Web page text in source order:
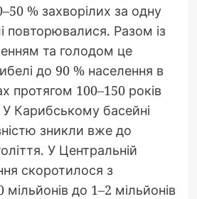
% захворілих за одну
повторювалися. Разом із
та голодом це
до 90 % населення в
протягом 100–150 років
У Карибському басейні
зникли вже до
У Центральній
скоротилося з
до 1–2 мільйонів